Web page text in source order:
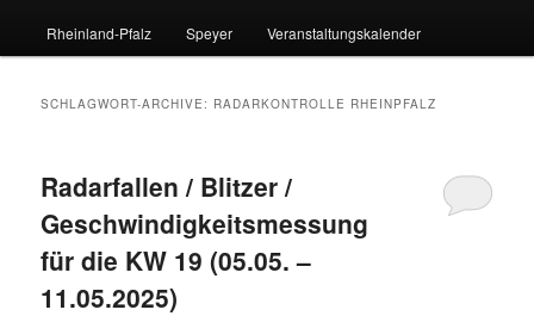
Rheinland-Pfalz Speyer Veranstaltungskalender
SCHLAGWORT-ARCHIVE: RADARKONTROLLE RHEINPFALZ
Radarfallen / Blitzer /
Geschwindigkeitsmessung
für die KW 19 (05.05. –
11.05.2025)